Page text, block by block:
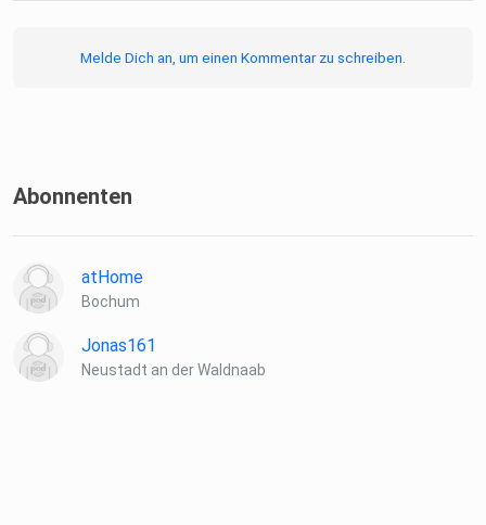
Melde Dich an, um einen Kommentar zu schreiben.
Abonnenten
atHome
Bochum
Jonas161
Neustadt an der Waldnaab